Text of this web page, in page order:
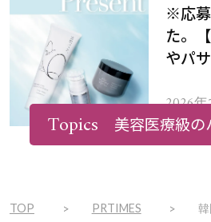
※応
た。
やパ
ムを
ト！
2026
で
Topics 美容医療級の
TOP PRTIMES